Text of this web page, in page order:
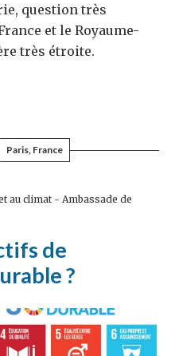
question très
et le Royaume-
très étroite.
Paris, France
au climat - Ambassade de
de
?